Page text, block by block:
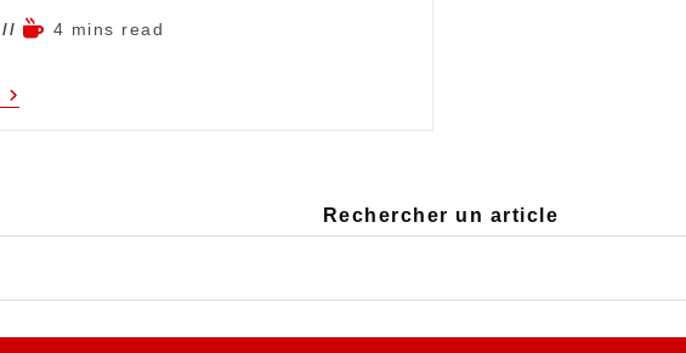
4 mins read
Rechercher un article